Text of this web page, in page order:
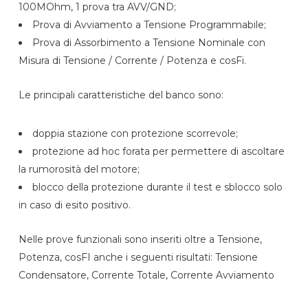
100MOhm, 1 prova tra AVV/GND;
Prova di Avviamento a Tensione Programmabile;
Prova di Assorbimento a Tensione Nominale con
Misura di Tensione / Corrente / Potenza e cosFi.
Le principali caratteristiche del banco sono:
doppia stazione con protezione scorrevole;
protezione ad hoc forata per permettere di ascoltare
la rumorosità del motore;
blocco della protezione durante il test e sblocco solo
in caso di esito positivo.
Nelle prove funzionali sono inseriti oltre a Tensione,
Potenza, cosFI anche i seguenti risultati: Tensione
Condensatore, Corrente Totale, Corrente Avviamento